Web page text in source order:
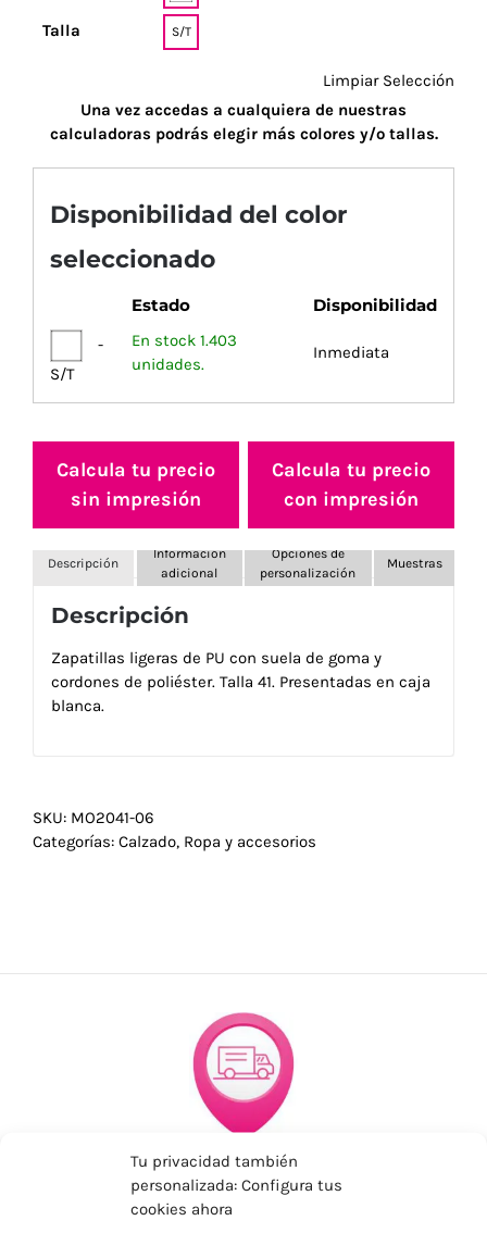
Tu privacidad también
personalizada: Configura tus
cookies ahora
Talla S/T
Limpiar Selección
Una vez accedas a cualquiera de nuestras
calculadoras podrás elegir más colores y/o tallas.
Disponibilidad del color
seleccionado
Estado Disponibilidad
-
S/T
En stock 1.403
unidades.
Inmediata
Calcula tu precio
sin impresión
Calcula tu precio
con impresión
Descripción
Información
adicional
Opciones de
personalización
Muestras
Descripción
Zapatillas ligeras de PU con suela de goma y
cordones de poliéster. Talla 41. Presentadas en caja
blanca.
SKU: MO2041-06
Categorías: Calzado, Ropa y accesorios
ENVÍOS ECONÓMICOS
Para Península, resto consultar